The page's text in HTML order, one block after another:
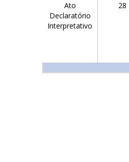
Ato
Declaratório
Interpretativo
28